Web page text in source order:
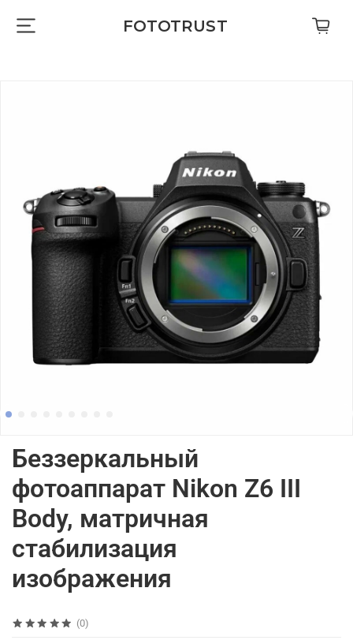
FOTOTRUST
(0)
Беззеркальный
фотоаппарат Nikon Z6 III
Body, матричная
стабилизация
изображения